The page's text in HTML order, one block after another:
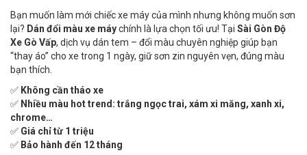
Bạn muốn làm mới chiếc xe máy của mình nhưng không muốn sơn
lại? Dán đổi màu xe máychính là lựa chọn tối ưu! Tại Sài Gòn Độ
Xe Gò Vấp, dịch vụ dán tem – đổi màu chuyên nghiệp giúp bạn
“thay áo” cho xe trong 1 ngày, giữ sơn zin nguyên vẹn, đúng màu
bạn thích.
✅ Không cần tháo xe
✅ Nhiều màu hot trend: trắng ngọc trai, xám xi măng, xanh xi,
chrome…
✅ Giá chỉ từ 1 triệu
✅ Bảo hành đến 12 tháng